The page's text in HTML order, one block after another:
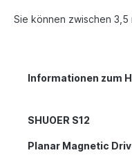
Sie können zwischen 3,5
Informationen zum
SHUOER S12
Planar Magnetic